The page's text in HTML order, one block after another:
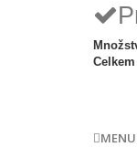
Celkem
MENU